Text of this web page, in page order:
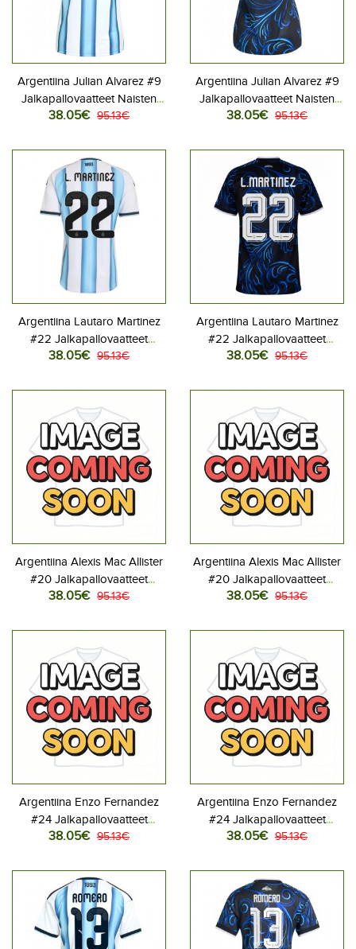
Argentiina Julian Alvarez #9
Jalkapallovaatteet Naisten
Kotipaita MM-kisat 2026
38.05€ 95.13€
Argentiina Julian Alvarez #9
Jalkapallovaatteet Naisten
Vieraspaita MM-kisat 2026
38.05€ 95.13€
Argentiina Lautaro Martinez
#22 Jalkapallovaatteet
Naisten Kotipaita MM-kisat
38.05€ 95.13€
Argentiina Lautaro Martinez
#22 Jalkapallovaatteet
Naisten Vieraspaita MM-kisat
38.05€ 95.13€
Argentiina Alexis Mac Allister
#20 Jalkapallovaatteet
Naisten Kotipaita MM-kisat
38.05€ 95.13€
Argentiina Alexis Mac Allister
#20 Jalkapallovaatteet
Naisten Vieraspaita MM-kisat
38.05€ 95.13€
Argentiina Enzo Fernandez
#24 Jalkapallovaatteet
Naisten Kotipaita MM-kisat
38.05€ 95.13€
Argentiina Enzo Fernandez
#24 Jalkapallovaatteet
Naisten Vieraspaita MM-kisat
38.05€ 95.13€